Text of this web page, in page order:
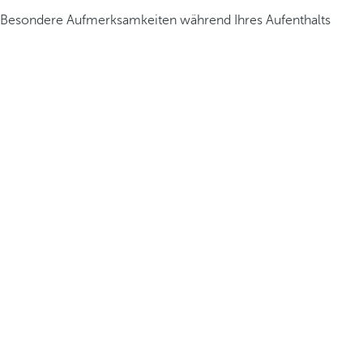
Besondere Aufmerksamkeiten während Ihres Aufenthalts